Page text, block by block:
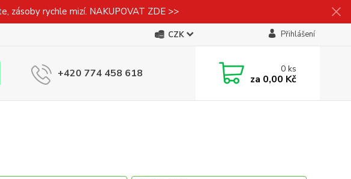
zásoby rychle mizí. NAKUPOVAT ZDE >>
CZK Přihlášení
+420 774 458 618 0ks
za 0,00 Kč